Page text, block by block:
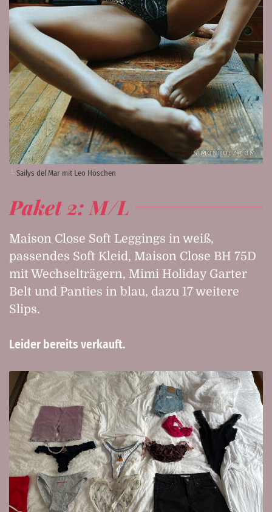
Sailys del Mar mit Leo Höschen
Paket 2: M/L
Maison Close Soft Leggings in weiß,
passendes Soft Kleid, Maison Close BH 75D
mit Wechselträgern, Mimi Holiday Garter
Belt und Panties in blau, dazu 17 weitere
Slips.
Leider bereits verkauft.